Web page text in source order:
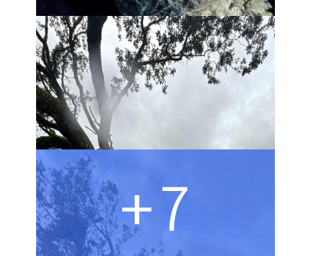
+7